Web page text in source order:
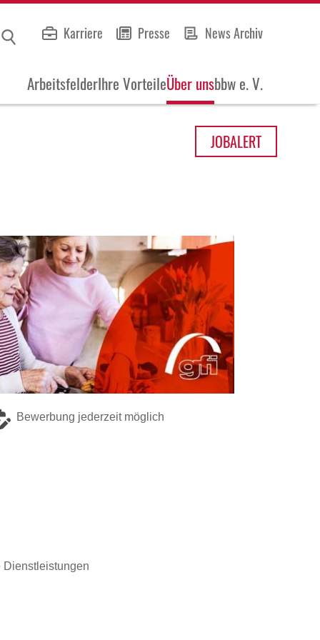
Karriere Presse News Archiv
ArbeitsfelderIhre VorteileÜber unsbbw e. V.
JOBALERT
Bewerbung jederzeit möglich
Dienstleistungen